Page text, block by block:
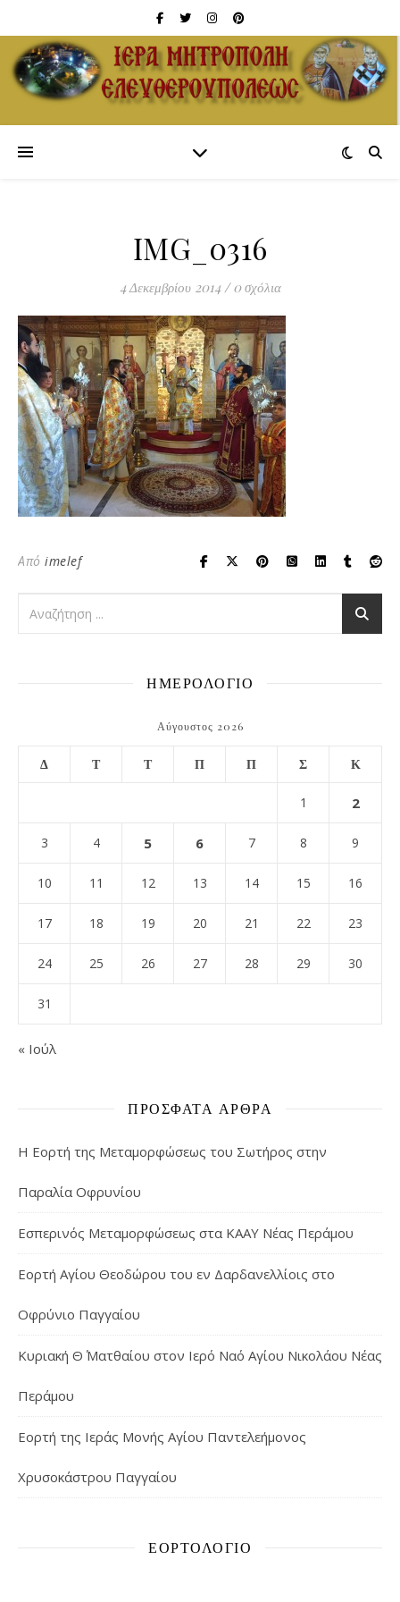
IMG_0316
4 Δεκεμβρίου 2014 / 0 σχόλια
Από imelef
ΗΜΕΡΟΛΟΓΙΟ
Αύγουστος 2026
Δ Τ Τ Π Π Σ Κ
1 2
3 4 5 6 7 8 9
10 11 12 13 14 15 16
17 18 19 20 21 22 23
24 25 26 27 28 29 30
31
« Ιούλ
ΠΡΌΣΦΑΤΑ ΆΡΘΡΑ
Η Εορτή της Μεταμορφώσεως του Σωτήρος στην
Παραλία Οφρυνίου
Εσπερινός Μεταμορφώσεως στα ΚΑΑΥ Νέας Περάμου
Εορτή Αγίου Θεοδώρου του εν Δαρδανελλίοις στο
Οφρύνιο Παγγαίου
Κυριακή Θ΄ Ματθαίου στον Ιερό Ναό Αγίου Νικολάου Νέας
Περάμου
Εορτή της Ιεράς Μονής Αγίου Παντελεήμονος
Χρυσοκάστρου Παγγαίου
ΕΟΡΤΟΛΌΓΙΟ